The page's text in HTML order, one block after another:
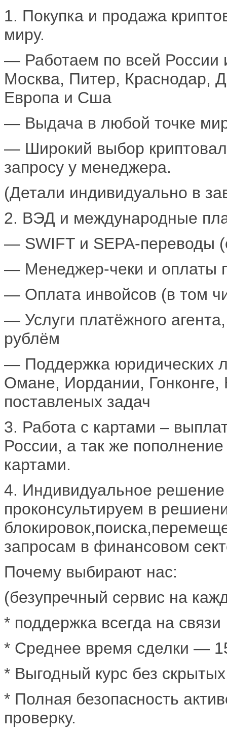
1. Покупка и продажа
миру.
— Работаем по всей России
Москва, Питер, Краснодар,
Европа и Сша
— Выдача в любой точке
— Широкий выбор
запросу у менеджера.
(Детали индивидуально в
2. ВЭД и международные
— SWIFT и SEPA-переводы
— Менеджер-чеки и оплаты
— Оплата инвойсов (в том
— Услуги платёжного
рублём
— Поддержка
Омане, Иордании,
поставленых задач
3. Работа с картами –
России, а так же
картами.
4. Индивидуальное
проконсультируем в
запросам в финансовом
Почему выбирают нас:
(безупречный сервис на
* поддержка всегда на связи
* Среднее время сделки —
* Выгодный курс без
* Полная безопасность
проверку.